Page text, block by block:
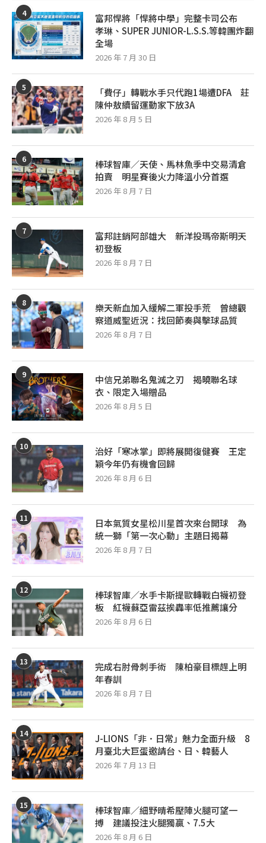
4
富邦悍將「悍將中學」完整卡司公布
孝琳、SUPER JUNIOR-L.S.S.等韓團炸翻
全場
2026 年 7 月 30 日
5
「費仔」轉戰水手只代跑1場遭DFA 莊
陳仲敖續留運動家下放3A
2026 年 8 月 5 日
6
棒球智庫／天使、馬林魚季中交易清倉
拍賣 明星賽後火力降溫小分首選
2026 年 8 月 7 日
7
富邦註銷阿部雄大 新洋投瑪帝斯明天
初登板
2026 年 8 月 7 日
8
樂天新血加入緩解二軍投手荒 曾總觀
察道威聖近況：找回節奏與擊球品質
2026 年 8 月 7 日
9
中信兄弟聯名鬼滅之刃 揭曉聯名球
衣、限定入場贈品
2026 年 8 月 5 日
10
治好「寒冰掌」即將展開復健賽 王定
穎今年仍有機會回歸
2026 年 8 月 6 日
11
日本氣質女星松川星首次來台開球 為
統一獅「第一次心動」主題日揭幕
2026 年 8 月 7 日
12
棒球智庫／水手卡斯提歐轉戰白襪初登
板 紅襪蘇亞雷茲挨轟率低推薦讓分
2026 年 8 月 6 日
13
完成右肘骨刺手術 陳柏豪目標趕上明
年春訓
2026 年 8 月 7 日
14
J-LIONS「非．日常」魅力全面升級 8
月臺北大巨蛋邀請台、日、韓藝人
2026 年 7 月 13 日
15
棒球智庫／細野晴希壓陣火腿可望一
搏 建議投注火腿獨贏、7.5大
2026 年 8 月 6 日